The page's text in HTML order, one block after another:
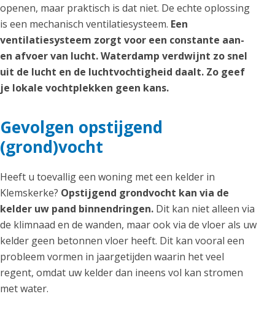
openen, maar praktisch is dat niet. De echte oplossing
is een mechanisch ventilatiesysteem. Een
ventilatiesysteem zorgt voor een constante aan-
en afvoer van lucht. Waterdamp verdwijnt zo snel
uit de lucht en de luchtvochtigheid daalt. Zo geef
je lokale vochtplekken geen kans.
Gevolgen opstijgend
(grond)vocht
Heeft u toevallig een woning met een kelder in
Klemskerke? Opstijgend grondvocht kan via de
kelder uw pand binnendringen. Dit kan niet alleen via
de klimnaad en de wanden, maar ook via de vloer als uw
kelder geen betonnen vloer heeft. Dit kan vooral een
probleem vormen in jaargetijden waarin het veel
regent, omdat uw kelder dan ineens vol kan stromen
met water.